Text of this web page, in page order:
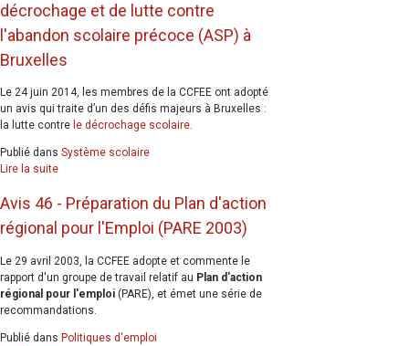
décrochage et de lutte contre
l'abandon scolaire précoce (ASP) à
Bruxelles
Le 24 juin 2014, les membres de la CCFEE ont adopté
un avis qui traite d’un des défis majeurs à Bruxelles :
la lutte contre le décrochage scolaire.
Publié dans Système scolaire
Lire la suite
Avis 46 - Préparation du Plan d'action
régional pour l'Emploi (PARE 2003)
Le 29 avril 2003, la CCFEE adopte et commente le
rapport d'un groupe de travail relatif au Plan d'action
régional pour l'emploi (PARE), et émet une série de
recommandations.
Publié dans Politiques d'emploi